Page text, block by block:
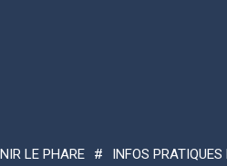
LE PHARE INFOS